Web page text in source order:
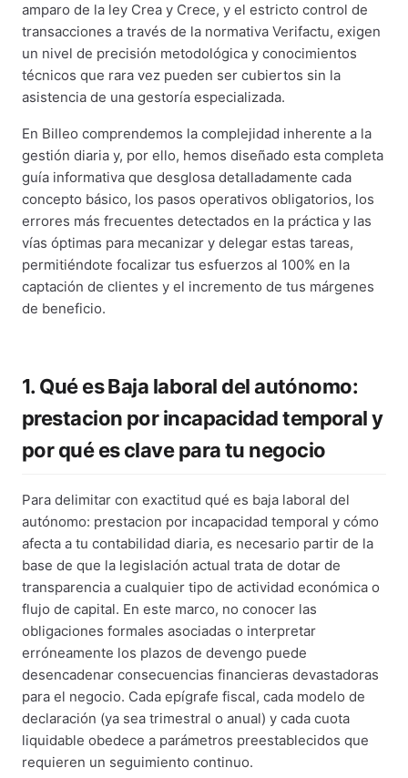
amparo de la ley Crea y Crece, y el estricto control de
transacciones a través de la normativa Verifactu, exigen
un nivel de precisión metodológica y conocimientos
técnicos que rara vez pueden ser cubiertos sin la
asistencia de una gestoría especializada.
En Billeo comprendemos la complejidad inherente a la
gestión diaria y, por ello, hemos diseñado esta completa
guía informativa que desglosa detalladamente cada
concepto básico, los pasos operativos obligatorios, los
errores más frecuentes detectados en la práctica y las
vías óptimas para mecanizar y delegar estas tareas,
permitiéndote focalizar tus esfuerzos al 100% en la
captación de clientes y el incremento de tus márgenes
de beneficio.
1. Qué es Baja laboral del autónomo:
prestacion por incapacidad temporal y
por qué es clave para tu negocio
Para delimitar con exactitud qué es baja laboral del
autónomo: prestacion por incapacidad temporal y cómo
afecta a tu contabilidad diaria, es necesario partir de la
base de que la legislación actual trata de dotar de
transparencia a cualquier tipo de actividad económica o
flujo de capital. En este marco, no conocer las
obligaciones formales asociadas o interpretar
erróneamente los plazos de devengo puede
desencadenar consecuencias financieras devastadoras
para el negocio. Cada epígrafe fiscal, cada modelo de
declaración (ya sea trimestral o anual) y cada cuota
liquidable obedece a parámetros preestablecidos que
requieren un seguimiento continuo.